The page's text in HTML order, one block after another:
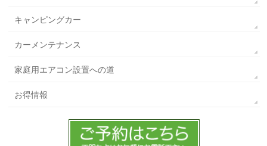
キャンピングカー
カーメンテナンス
家庭用エアコン設置への道
お得情報